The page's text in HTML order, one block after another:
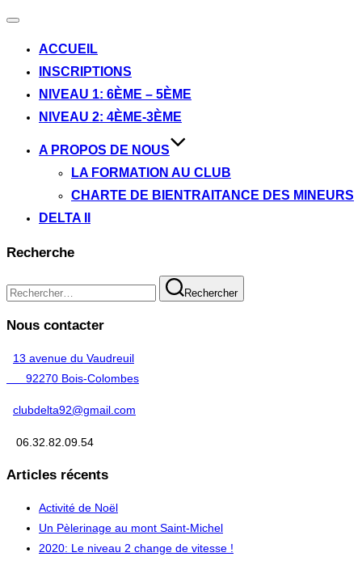
Ouvrir/fermer
navigationACCUEIL
INSCRIPTIONS
NIVEAU 1: 6ÈME – 5ÈME
NIVEAU 2: 4ÈME-3ÈME
A PROPOS DE NOUS
LA FORMATION AU CLUB
CHARTE DE BIENTRAITANCE DES MINEURS
DELTA II
Recherche
Recherche
pour :
Rechercher
Nous contacter
13 avenue du Vaudreuil
92270 Bois-Colombes
clubdelta92@gmail.com
06.32.82.09.54
Articles récents
Activité de Noël
Un Pèlerinage au mont Saint-Michel
2020: Le niveau 2 change de vitesse !